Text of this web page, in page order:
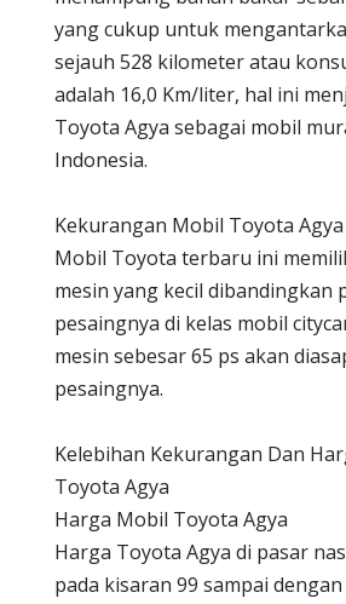
yang cukup untuk
sejauh 528 kilometer atau
adalah 16,0 Km/liter, hal ini
Toyota Agya sebagai mobil
Indonesia.
Kekurangan Mobil Toyota Agya
Mobil Toyota terbaru ini
mesin yang kecil dibandingkan
pesaingnya di kelas mobil
mesin sebesar 65 ps akan
pesaingnya.
Kelebihan Kekurangan Dan
Toyota Agya
Harga Mobil Toyota Agya
Harga Toyota Agya di pasar
pada kisaran 99 sampai